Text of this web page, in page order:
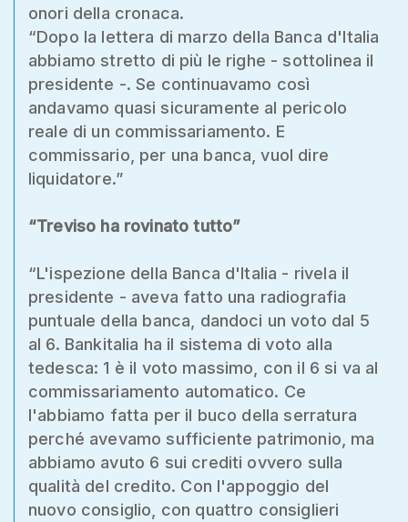
onori della cronaca.
“Dopo la lettera di marzo della Banca d'Italia
abbiamo stretto di più le righe - sottolinea il
presidente -. Se continuavamo così
andavamo quasi sicuramente al pericolo
reale di un commissariamento. E
commissario, per una banca, vuol dire
liquidatore.”
“Treviso ha rovinato tutto”
“L'ispezione della Banca d'Italia - rivela il
presidente - aveva fatto una radiografia
puntuale della banca, dandoci un voto dal 5
al 6. Bankitalia ha il sistema di voto alla
tedesca: 1 è il voto massimo, con il 6 si va al
commissariamento automatico. Ce
l'abbiamo fatta per il buco della serratura
perché avevamo sufficiente patrimonio, ma
abbiamo avuto 6 sui crediti ovvero sulla
qualità del credito. Con l'appoggio del
nuovo consiglio, con quattro consiglieri